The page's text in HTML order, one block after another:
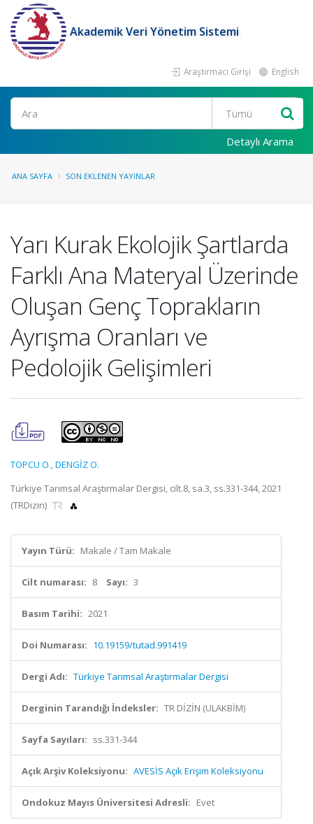
Akademik Veri Yönetim Sistemi
Araştırmacı Girişi English
Ara
Detaylı Arama
ANA SAYFA SON EKLENEN YAYINLAR
Yarı Kurak Ekolojik Şartlarda
Farklı Ana Materyal Üzerinde
Oluşan Genç Toprakların
Ayrışma Oranları ve
Pedolojik Gelişimleri
TOPCU O.,DENGİZ O.
Türkiye Tarımsal Araştırmalar Dergisi, cilt.8, sa.3, ss.331-344, 2021
(TRDizin)
Yayın Türü: Makale / Tam Makale
Cilt numarası: 8 Sayı: 3
Basım Tarihi: 2021
Doi Numarası: 10.19159/tutad.991419
Dergi Adı: Türkiye Tarımsal Araştırmalar Dergisi
Derginin Tarandığı İndeksler: TR DİZİN (ULAKBİM)
Sayfa Sayıları: ss.331-344
Açık Arşiv Koleksiyonu: AVESİS Açık Erişim Koleksiyonu
Ondokuz Mayıs Üniversitesi Adresli: Evet